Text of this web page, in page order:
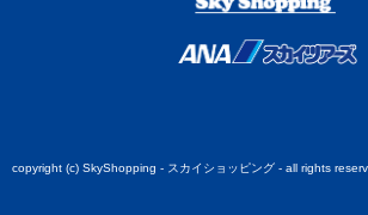
copyright (c) SkyShopping - スカイショッピング - all rights